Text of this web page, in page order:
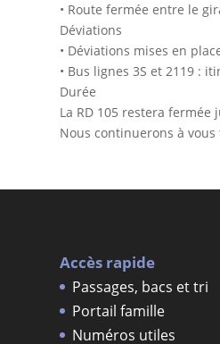
• Route fermée entre le
Déviations
• Déviations mises en
• Bus lignes 3S et 2119 :
Durée
La RD 105 restera
Nous continuerons à
Accès rapide
Passages, bacs et tri
Portail famille
Numéros utiles